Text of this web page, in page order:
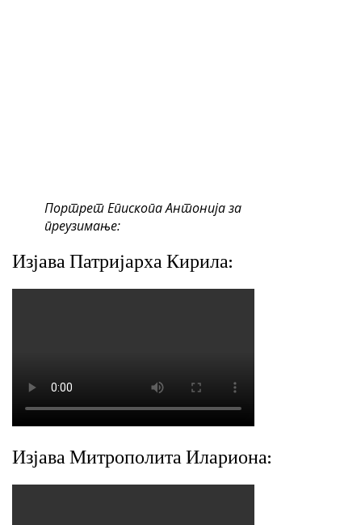
Портрет Епископа Антонија за
преузимање:
Изјава Патријарха Кирила:
Изјава Митрополита Илариона: